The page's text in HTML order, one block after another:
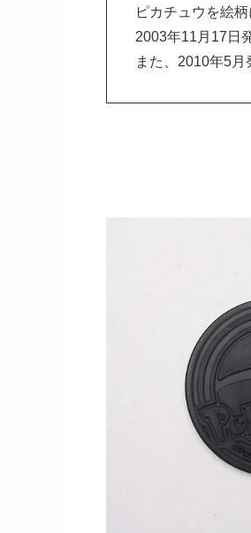
ピカチュウを絵
2003年11月17日
また、2010年5